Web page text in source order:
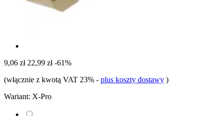
9,06 zł 22,99 zł -61%
(włącznie z kwotą VAT 23% - plus koszty dostawy )
Wariant: X-Pro